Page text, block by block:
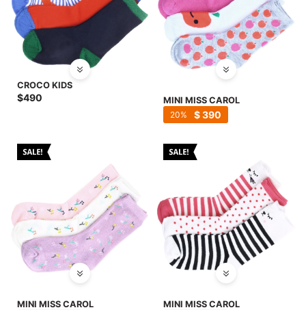
CROCO KIDS
$490 MINI MISS CAROL
$390
20
MINI MISS CAROL MINI MISS CAROL